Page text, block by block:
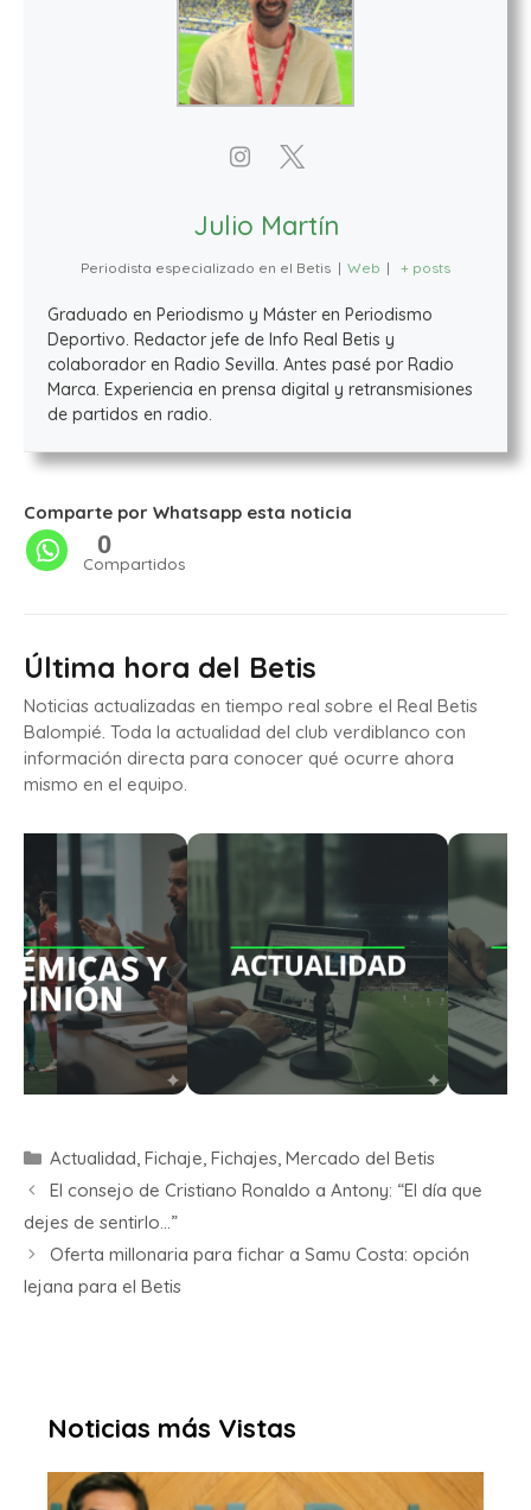
Julio Martín
Periodista especializado en el Betis | Web | + posts
Graduado en Periodismo y Máster en Periodismo
Deportivo. Redactor jefe de Info Real Betis y
colaborador en Radio Sevilla. Antes pasé por Radio
Marca. Experiencia en prensa digital y retransmisiones
de partidos en radio.
Comparte por Whatsapp esta noticia
0
Compartidos
Última hora del Betis
Noticias actualizadas en tiempo real sobre el Real Betis
Balompié. Toda la actualidad del club verdiblanco con
información directa para conocer qué ocurre ahora
mismo en el equipo.
Actualidad, Fichaje, Fichajes, Mercado del Betis
El consejo de Cristiano Ronaldo a Antony: “El día que
dejes de sentirlo…”
Oferta millonaria para fichar a Samu Costa: opción
lejana para el Betis
Noticias más Vistas